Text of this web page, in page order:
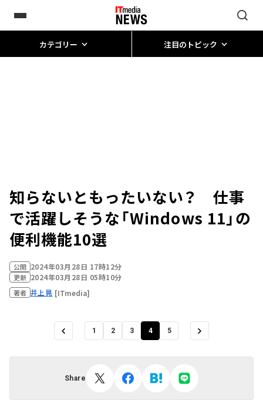
カテゴリー 注目のトピック
知らないともったいない？ 仕事
で活躍しそうな「Windows 11」の
便利機能10選
公開 2024年03月28日 17時12分
更新 2024年03月28日 05時10分
著者 井上晃 [ITmedia]
1 2 3 4 5
Share